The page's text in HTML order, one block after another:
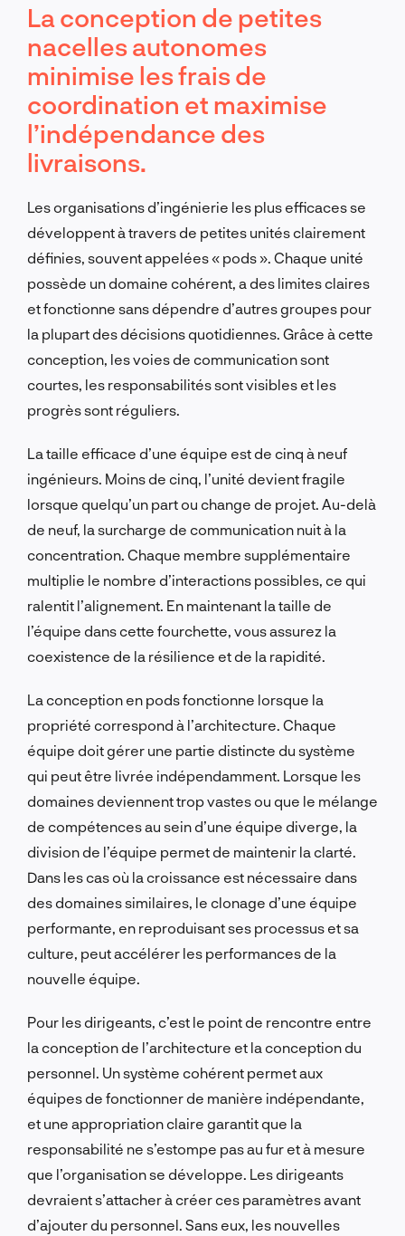
La conception de petites
nacelles autonomes
minimise les frais de
coordination et maximise
l’indépendance des
livraisons.
Les organisations d’ingénierie les plus efficaces se
développent à travers de petites unités clairement
définies, souvent appelées « pods ». Chaque unité
possède un domaine cohérent, a des limites claires
et fonctionne sans dépendre d’autres groupes pour
la plupart des décisions quotidiennes. Grâce à cette
conception, les voies de communication sont
courtes, les responsabilités sont visibles et les
progrès sont réguliers.
La taille efficace d’une équipe est de cinq à neuf
ingénieurs. Moins de cinq, l’unité devient fragile
lorsque quelqu’un part ou change de projet. Au-delà
de neuf, la surcharge de communication nuit à la
concentration. Chaque membre supplémentaire
multiplie le nombre d’interactions possibles, ce qui
ralentit l’alignement. En maintenant la taille de
l’équipe dans cette fourchette, vous assurez la
coexistence de la résilience et de la rapidité.
La conception en pods fonctionne lorsque la
propriété correspond à l’architecture. Chaque
équipe doit gérer une partie distincte du système
qui peut être livrée indépendamment. Lorsque les
domaines deviennent trop vastes ou que le mélange
de compétences au sein d’une équipe diverge, la
division de l’équipe permet de maintenir la clarté.
Dans les cas où la croissance est nécessaire dans
des domaines similaires, le clonage d’une équipe
performante, en reproduisant ses processus et sa
culture, peut accélérer les performances de la
nouvelle équipe.
Pour les dirigeants, c’est le point de rencontre entre
la conception de l’architecture et la conception du
personnel. Un système cohérent permet aux
équipes de fonctionner de manière indépendante,
et une appropriation claire garantit que la
responsabilité ne s’estompe pas au fur et à mesure
que l’organisation se développe. Les dirigeants
devraient s’attacher à créer ces paramètres avant
d’ajouter du personnel. Sans eux, les nouvelles